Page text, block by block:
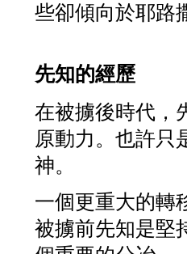
些卻傾向於耶路
先知的經歷
在被擄後時代，
原動力。也許只
神。
一個更重大的轉
被擄前先知是堅